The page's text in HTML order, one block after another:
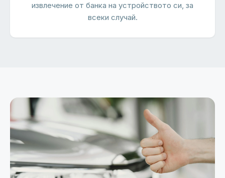
извлечение от банка на устройството си, за
всеки случай.